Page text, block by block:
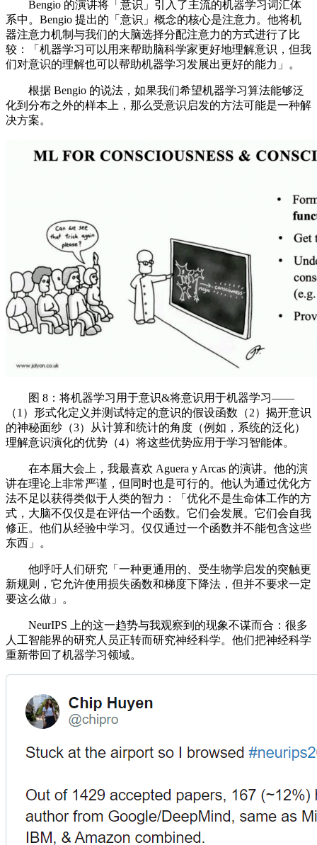
Bengio 的演讲将「意识」引入了主流的机器学习词汇体
系中。Bengio 提出的「意识」概念的核心是注意力。他将机
器注意力机制与我们的大脑选择分配注意力的方式进行了比
较：「机器学习可以用来帮助脑科学家更好地理解意识，但我
们对意识的理解也可以帮助机器学习发展出更好的能力」。
根据 Bengio 的说法，如果我们希望机器学习算法能够泛
化到分布之外的样本上，那么受意识启发的方法可能是一种解
决方案。
图 8：将机器学习用于意识&将意识用于机器学习——
（1）形式化定义并测试特定的意识的假设函数（2）揭开意识
的神秘面纱（3）从计算和统计的角度（例如，系统的泛化）
理解意识演化的优势（4）将这些优势应用于学习智能体。
在本届大会上，我最喜欢 Aguera y Arcas 的演讲。他的演
讲在理论上非常严谨，但同时也是可行的。他认为通过优化方
法不足以获得类似于人类的智力：「优化不是生命体工作的方
式，大脑不仅仅是在评估一个函数。它们会发展。它们会自我
修正。他们从经验中学习。仅仅通过一个函数并不能包含这些
东西」。
他呼吁人们研究「一种更通用的、受生物学启发的突触更
新规则，它允许使用损失函数和梯度下降法，但并不要求一定
要这么做」。
NeurIPS 上的这一趋势与我观察到的现象不谋而合：很多
人工智能界的研究人员正转而研究神经科学。他们把神经科学
重新带回了机器学习领域。